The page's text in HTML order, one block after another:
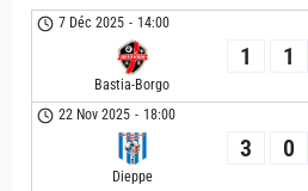
7 Déc 2025 - 14:00
Bastia-Borgo
1 1
22 Nov 2025 - 18:00
Dieppe
3 0